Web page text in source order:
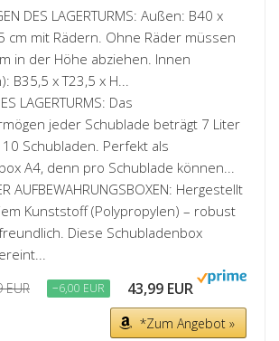
DES LAGERTURMS: Außen: B40 x
cm mit Rädern. Ohne Räder müssen
in der Höhe abziehen. Innen
B35,5 x T23,5 x H...
LAGERTURMS: Das
jeder Schublade beträgt 7 Liter
Schubladen. Perfekt als
A4, denn pro Schublade können...
AUFBEWAHRUNGSBOXEN: Hergestellt
Kunststoff (Polypropylen) – robust
Diese Schubladenbox
EUR −6,00 EUR 43,99 EUR
*Zum Angebot »